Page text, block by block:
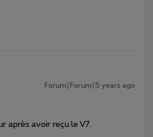
Forum|Forum|5 years ago
après avoir reçu le V7.